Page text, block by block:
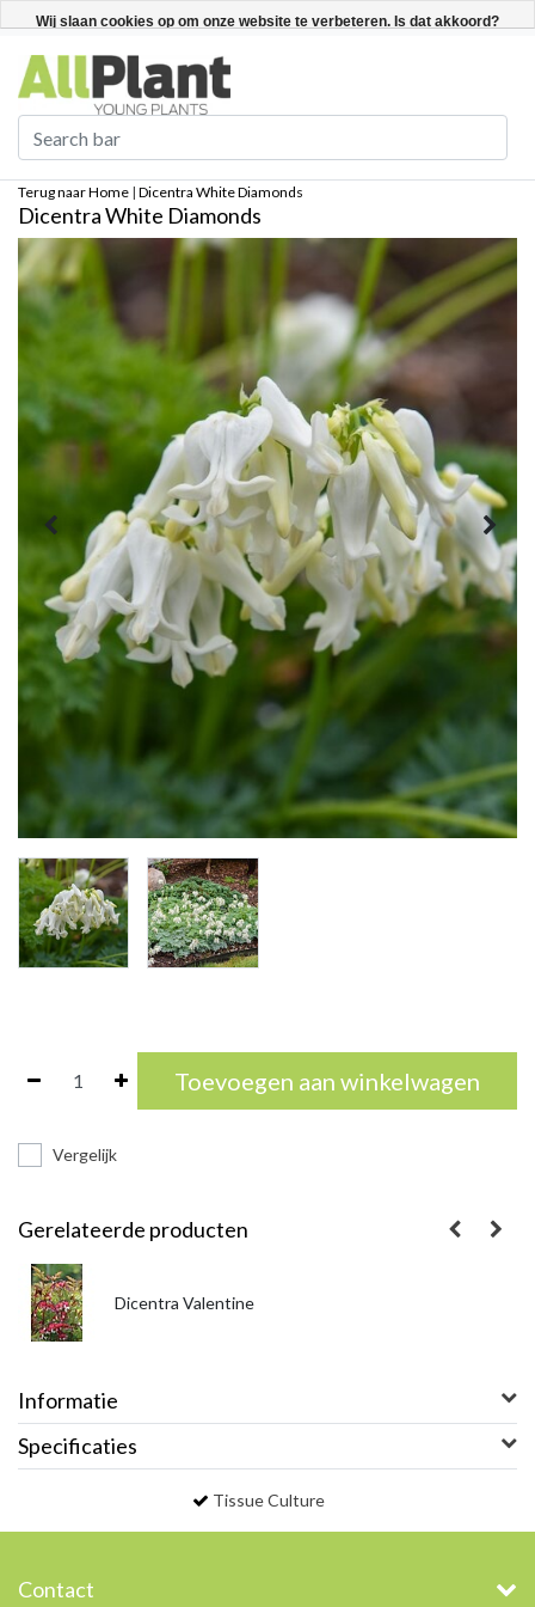
Registreren / Inloggen Nederlands
Terug naar Home | Dicentra White Diamonds
Dicentra White Diamonds
Toevoegen aan winkelwagen
Vergelijk
Gerelateerde producten
Dicentra Valentine
Informatie
Specificaties
Tissue Culture
Contact
Wij slaan cookies op om onze website te verbeteren. Is dat akkoord?